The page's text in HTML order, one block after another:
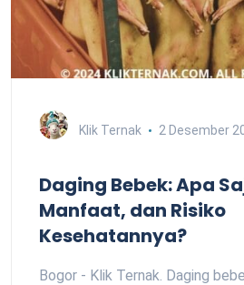
Klik Ternak 2 Desember
Daging Bebek: Apa
Manfaat, dan Risiko
Kesehatannya?
Bogor - Klik Ternak. Daging